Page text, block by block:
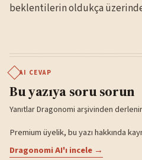
beklentilerin oldukça
AI CEVAP
Bu yazıya soru sorun
Yanıtlar Dragonomi arşivinden
Premium üyelik, bu yazı hakkında
Dragonomi AI'ı incele →